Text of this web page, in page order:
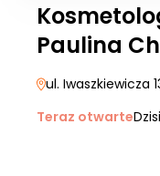
Paulina
ul. Iwaszkiewicza
Teraz otwarte